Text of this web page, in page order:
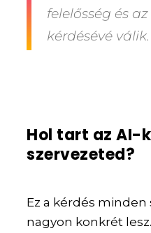
felelősség és
kérdésévé válik.
Hol tart az AI-
szervezeted?
Ez a kérdés minden
nagyon konkrét